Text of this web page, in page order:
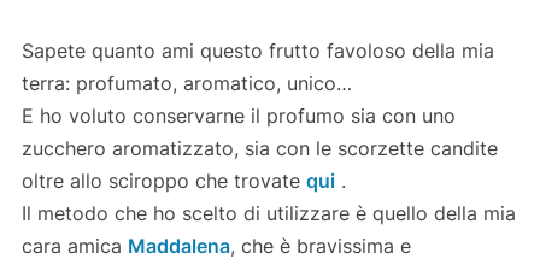
Sapete quanto ami questo frutto favoloso della mia
terra: profumato, aromatico, unico…
E ho voluto conservarne il profumo sia con uno
zucchero aromatizzato, sia con le scorzette candite
oltre allo sciroppo che trovate qui.
Il metodo che ho scelto di utilizzare è quello della mia
cara amica Maddalena, che è bravissima e